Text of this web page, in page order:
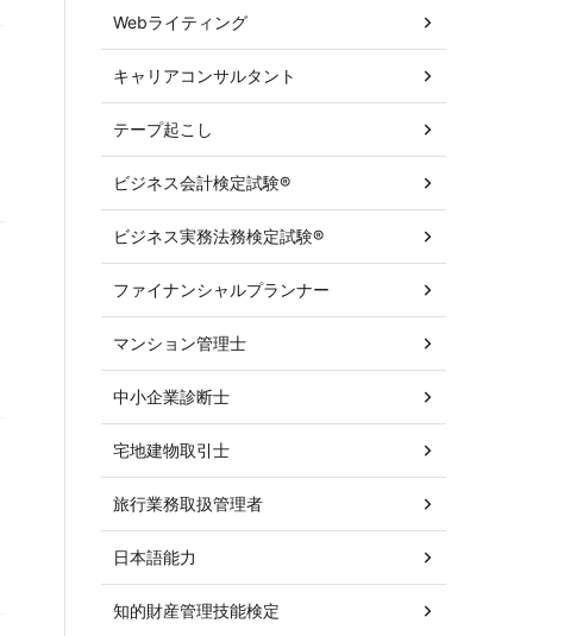
Webライティング
キャリアコンサルタント
テープ起こし
ビジネス会計検定試験®
ビジネス実務法務検定試験®
ファイナンシャルプランナー
マンション管理士
中小企業診断士
宅地建物取引士
旅行業務取扱管理者
日本語能力
知的財産管理技能検定